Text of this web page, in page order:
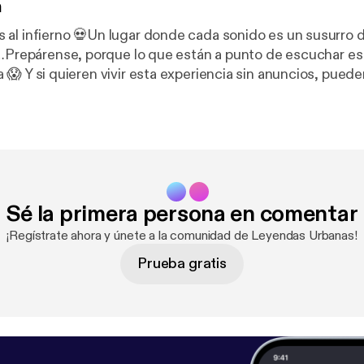
al infierno 💀Un lugar donde cada sonido es un susurro
porque lo que están a punto de escuchar
suscribirse a
Sé la primera persona en comentar
¡Regístrate ahora y únete a la comunidad de Leyendas Urbanas!
Prueba gratis